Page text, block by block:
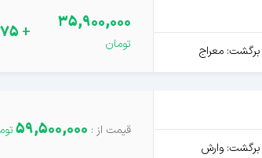
برگشت: معراج
35,900,000
+
برگشت: وارش
59,500,000